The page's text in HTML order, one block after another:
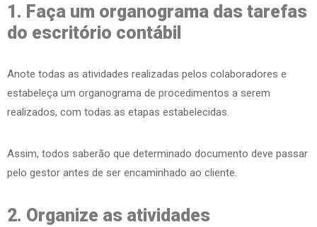
1. Faça um organograma das tarefas
do escritório contábil
Anote todas as atividades realizadas pelos colaboradores e
estabeleça um organograma de procedimentos a serem
realizados, com todas as etapas estabelecidas.
Assim, todos saberão que determinado documento deve passar
pelo gestor antes de ser encaminhado ao cliente.
2. Organize as atividades